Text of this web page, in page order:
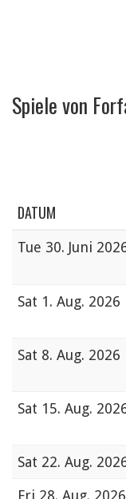
Spiele von
DATUM
Tue 30. Juni
Sat 1. Aug. 2026
Sat 8. Aug. 2026
Sat 15. Aug.
Sat 22. Aug.